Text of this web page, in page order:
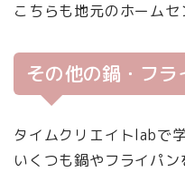
こちらも地元のホームセ
その他の鍋・フラ
タイムクリエイトlabで
いくつも鍋やフライパン